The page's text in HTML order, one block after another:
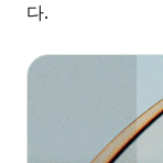
다.